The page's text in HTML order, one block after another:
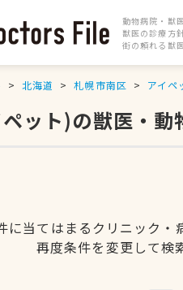
動物病院・獣
獣医の診療方
街の頼れる獣
北海道 札幌市南区 アイペ
ット)の獣医・動
に当てはまるクリニック・
再度条件を変更して検